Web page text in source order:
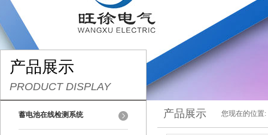
产品展示
PRODUCT DISPLAY
蓄电池在线检测系统 产品展示 您现在的位置: